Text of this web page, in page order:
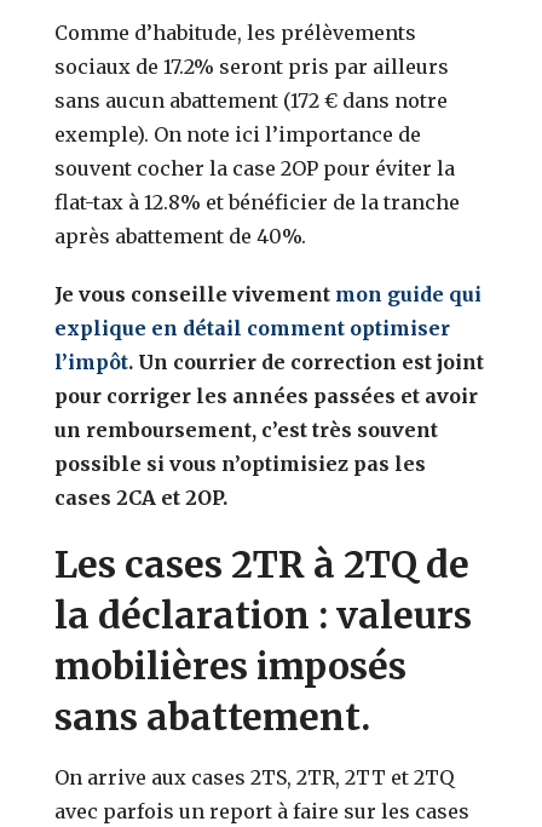
Comme d’habitude, les prélèvements
sociaux de 17.2% seront pris par ailleurs
sans aucun abattement (172 € dans notre
exemple). On note ici l’importance de
souvent cocher la case 2OP pour éviter la
flat-tax à 12.8% et bénéficier de la tranche
après abattement de 40%.
Je vous conseille vivement mon guide qui
explique en détail comment optimiser
l’impôt. Un courrier de correction est joint
pour corriger les années passées et avoir
un remboursement, c’est très souvent
possible si vous n’optimisiez pas les
cases 2CA et 2OP.
Les cases 2TR à 2TQ de
la déclaration : valeurs
mobilières imposés
sans abattement.
On arrive aux cases 2TS, 2TR, 2TT et 2TQ
avec parfois un report à faire sur les cases